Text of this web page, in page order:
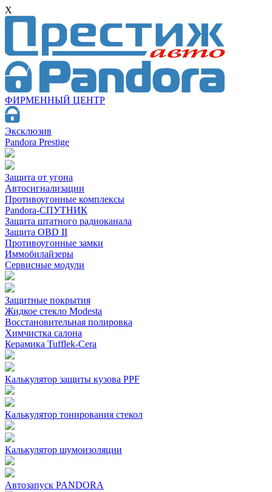
X
ФИРМЕННЫЙ ЦЕНТР
Эксклюзив
Pandora Prestige
Защита от угона
Автосигнализации
Противоугонные комплексы
Pandora-СПУТНИК
Защита штатного радиоканала
Защита OBD II
Противоугонные замки
Иммобилайзеры
Сервисные модули
Защитные покрытия
Жидкое стекло Modesta
Восстановительная полировка
Химчистка салона
Керамика Tufflek-Cera
Калькулятор защиты кузова PPF
Калькулятор тонирования стекол
Калькулятор шумоизоляции
Автозапуск PANDORA